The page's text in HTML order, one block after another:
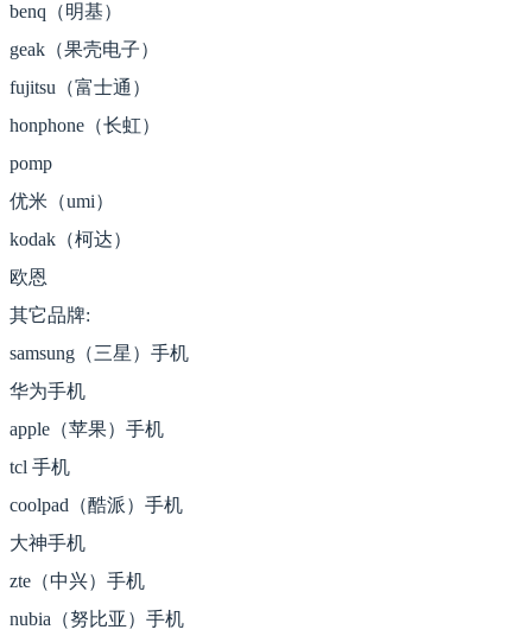
benq（明基）
geak（果壳电子）
fujitsu（富士通）
honphone（长虹）
pomp
优米（umi）
kodak（柯达）
欧恩
其它品牌:
samsung（三星）手机
华为手机
apple（苹果）手机
tcl 手机
coolpad（酷派）手机
大神手机
zte（中兴）手机
nubia（努比亚）手机